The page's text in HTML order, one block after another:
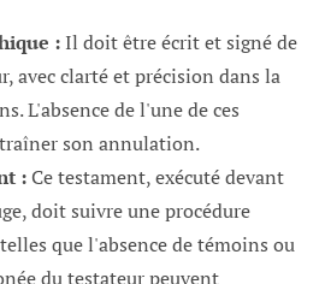
: Il doit être écrit et signé de
avec clarté et précision dans la
L'absence de l'une de ces
son annulation.
:Ce testament, exécuté devant
doit suivre une procédure
que l'absence de témoins ou
du testateur peuvent